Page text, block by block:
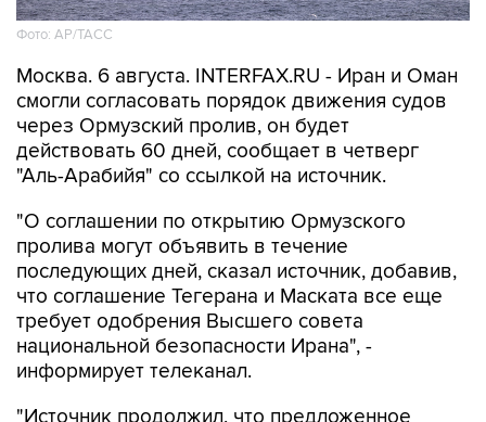
Фото: AP/ТАСС
Москва. 6 августа. INTERFAX.RU - Иран и Оман
смогли согласовать порядок движения судов
через Ормузский пролив, он будет
действовать 60 дней, сообщает в четверг
"Аль-Арабийя" со ссылкой на источник.
"О соглашении по открытию Ормузского
пролива могут объявить в течение
последующих дней, сказал источник, добавив,
что соглашение Тегерана и Маската все еще
требует одобрения Высшего совета
национальной безопасности Ирана", -
информирует телеканал.